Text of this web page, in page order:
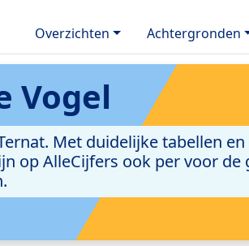
Overzichten Achtergronden
Vogel
Met duidelijke tabellen
op AlleCijfers ook per voor de